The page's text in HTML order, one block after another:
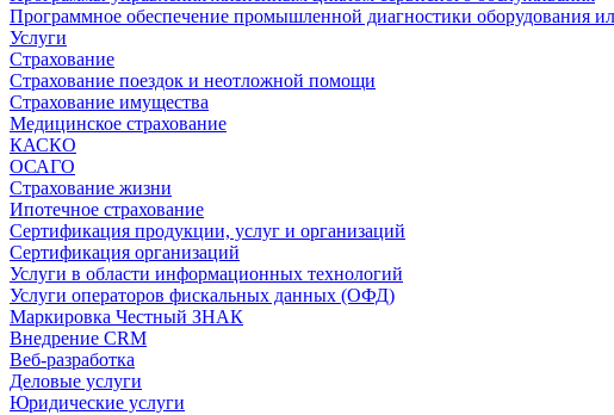
Программное обеспечение промышленной диагностики оборудования
Услуги
Страхование
Страхование поездок и неотложной помощи
Страхование имущества
Медицинское страхование
КАСКО
ОСАГО
Страхование жизни
Ипотечное страхование
Сертификация продукции, услуг и организаций
Сертификация организаций
Услуги в области информационных технологий
Услуги операторов фискальных данных (ОФД)
Маркировка Честный ЗНАК
Внедрение CRM
Веб-разработка
Деловые услуги
Юридические услуги